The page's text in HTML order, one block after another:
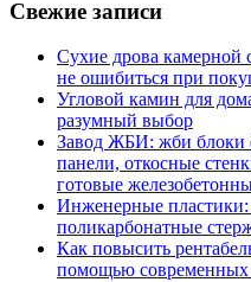
Свежие записи
Сухие дрова камерной
не ошибиться при
Угловой камин для
разумный выбор
Завод ЖБИ: жби блоки
панели, откосные
готовые
Инженерные
поликарбонатные
Как повысить
помощью современных